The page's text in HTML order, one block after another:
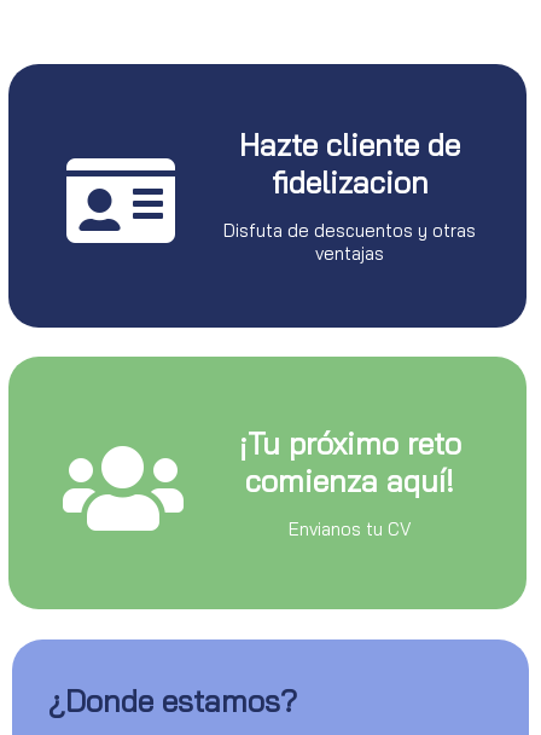
Hazte cliente de
fidelizacion
Disfuta de descuentos y otras
ventajas
¡Tu próximo reto
comienza aquí!
Envianos tu CV
¿Donde estamos?